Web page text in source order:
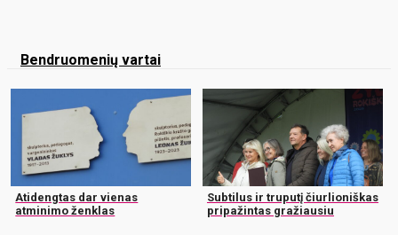
Bendruomenių vartai
Atidengtas dar vienas
atminimo ženklas
Subtilus ir truputį čiurlioniškas
pripažintas gražiausiu